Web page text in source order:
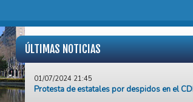
ÚLTIMAS NOTICIAS
01/07/2024 21:45
Protesta de estatales por despidos en el CDR